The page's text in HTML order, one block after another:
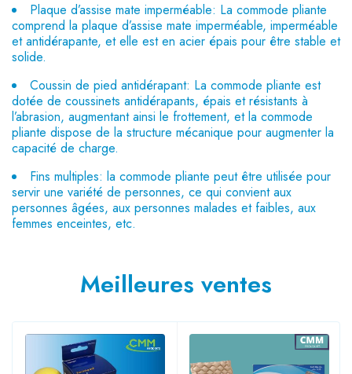
Plaque d’assise mate imperméable: La commode pliante
comprend la plaque d’assise mate imperméable, imperméable
et antidérapante, et elle est en acier épais pour être stable et
solide.
Coussin de pied antidérapant: La commode pliante est
dotée de coussinets antidérapants, épais et résistants à
l’abrasion, augmentant ainsi le frottement, et la commode
pliante dispose de la structure mécanique pour augmenter la
capacité de charge.
Fins multiples: la commode pliante peut être utilisée pour
servir une variété de personnes, ce qui convient aux
personnes âgées, aux personnes malades et faibles, aux
femmes enceintes, etc.
Meilleures ventes